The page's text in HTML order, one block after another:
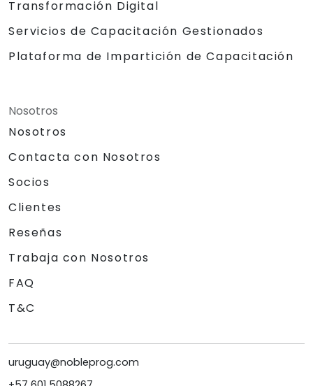
Transformación Digital
Servicios de Capacitación Gestionados
Plataforma de Impartición de Capacitación
Nosotros
Nosotros
Contacta con Nosotros
Socios
Clientes
Reseñas
Trabaja con Nosotros
FAQ
T&C
uruguay@nobleprog.com